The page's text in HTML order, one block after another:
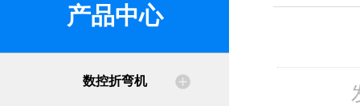
产品中心
数控折弯机